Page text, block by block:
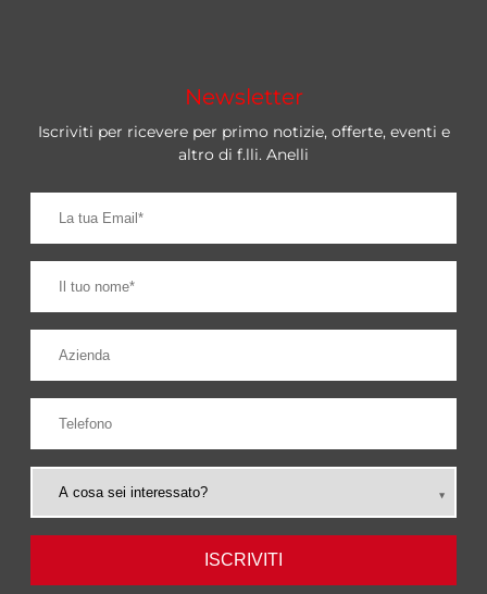
Newsletter
Iscriviti per ricevere per primo notizie, offerte, eventi e
altro di f.lli. Anelli
ISCRIVITI